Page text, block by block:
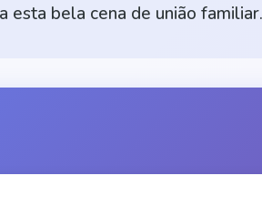
esta bela cena de união familiar.